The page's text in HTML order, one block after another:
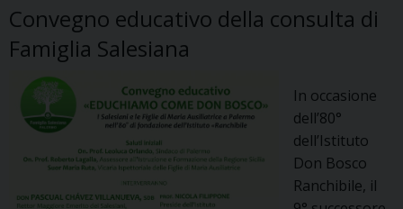
della
casa
“Salette”
Catania
Convegno educativo della consulta di
Famiglia Salesiana
In occasione
dell’80°
dell’Istituto
Don Bosco
Ranchibile, il